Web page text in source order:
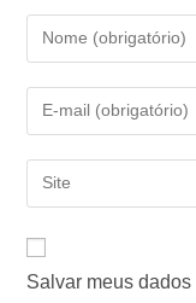
Salvar meus